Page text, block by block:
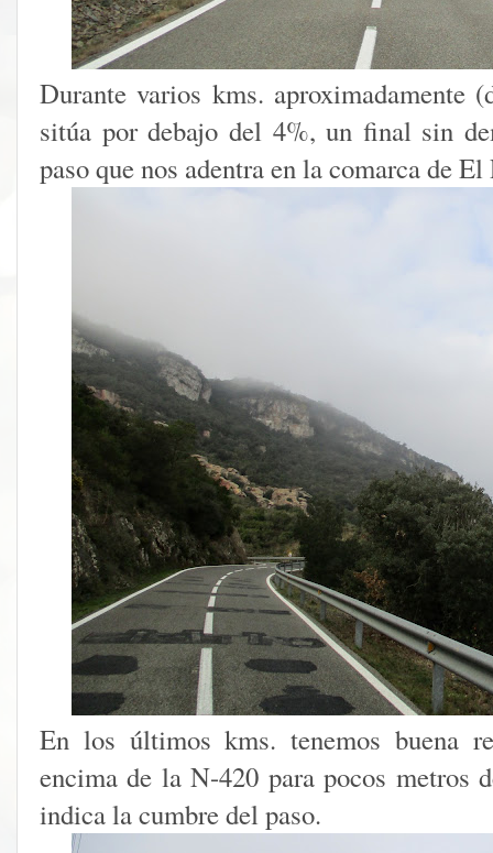
Durante varios kms.
sitúa por debajo del 4%, un final sin
paso que nos adentra en la comarca de
En los últimos kms. tenemos buena
encima de la N-420 para pocos metros
indica la cumbre del paso.